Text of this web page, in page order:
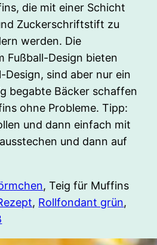
die mit einer Schicht
Zuckerschriftstift zu
werden. Die
Fußball-Design bieten
Design, sind aber nur ein
begabte Bäcker schaffen
ohne Probleme. Tipp:
und dann einfach mit
und dann auf
, Teig für Muffins
, Rollfondant grün,